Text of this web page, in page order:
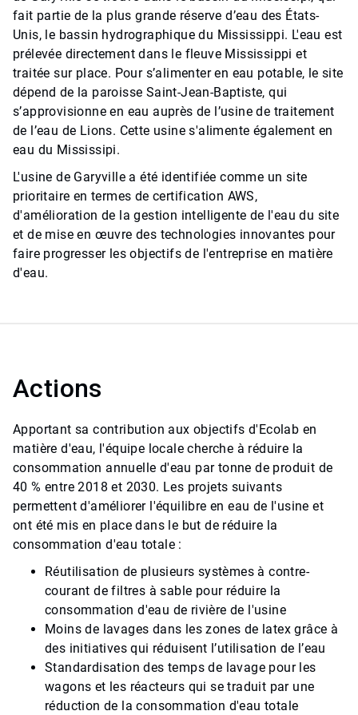
fait partie de la plus grande réserve d’eau des États-
Unis, le bassin hydrographique du Mississippi. L'eau est
prélevée directement dans le fleuve Mississippi et
traitée sur place. Pour s’alimenter en eau potable, le site
dépend de la paroisse Saint-Jean-Baptiste, qui
s’approvisionne en eau auprès de l’usine de traitement
de l’eau de Lions. Cette usine s'alimente également en
eau du Mississipi.
L'usine de Garyville a été identifiée comme un site
prioritaire en termes de certification AWS,
d'amélioration de la gestion intelligente de l'eau du site
et de mise en œuvre des technologies innovantes pour
faire progresser les objectifs de l'entreprise en matière
d'eau.
Actions
Apportant sa contribution aux objectifs d'Ecolab en
matière d'eau, l'équipe locale cherche à réduire la
consommation annuelle d'eau par tonne de produit de
40 % entre 2018 et 2030. Les projets suivants
permettent d'améliorer l'équilibre en eau de l'usine et
ont été mis en place dans le but de réduire la
consommation d'eau totale :
Réutilisation de plusieurs systèmes à contre-
courant de filtres à sable pour réduire la
consommation d'eau de rivière de l'usine
Moins de lavages dans les zones de latex grâce à
des initiatives qui réduisent l’utilisation de l’eau
Standardisation des temps de lavage pour les
wagons et les réacteurs qui se traduit par une
réduction de la consommation d'eau totale